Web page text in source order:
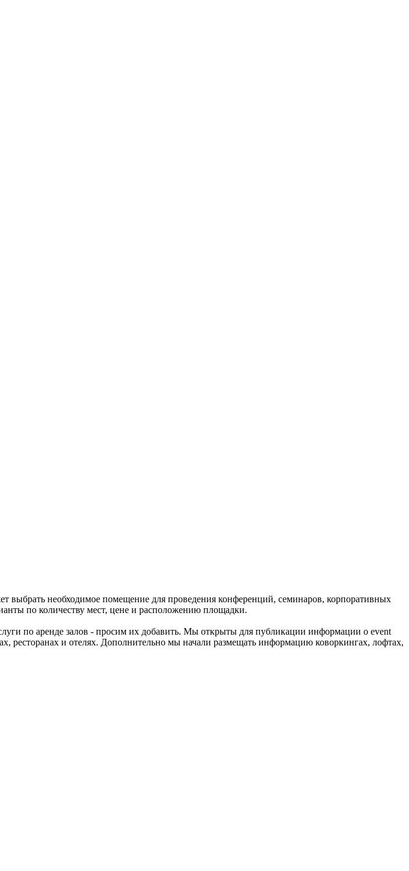
выбрать необходимое помещение для проведения конференций, семинаров, корпоративных
по количеству мест, цене и расположению площадки.
по аренде залов - просим их добавить. Мы открыты для публикации информации о event
ресторанах и отелях. Дополнительно мы начали размещать информацию коворкингах, лофтах,